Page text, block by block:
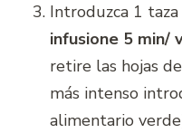
Introduzca 1
infusione 5 min/
retire las hojas
más intenso
alimentario